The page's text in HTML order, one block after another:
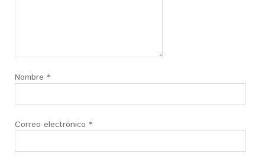
Nombre *
Correo electrónico *